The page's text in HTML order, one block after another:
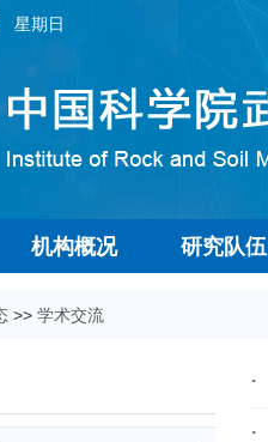
星期日
机构概况 研究队伍
>> 学术交流